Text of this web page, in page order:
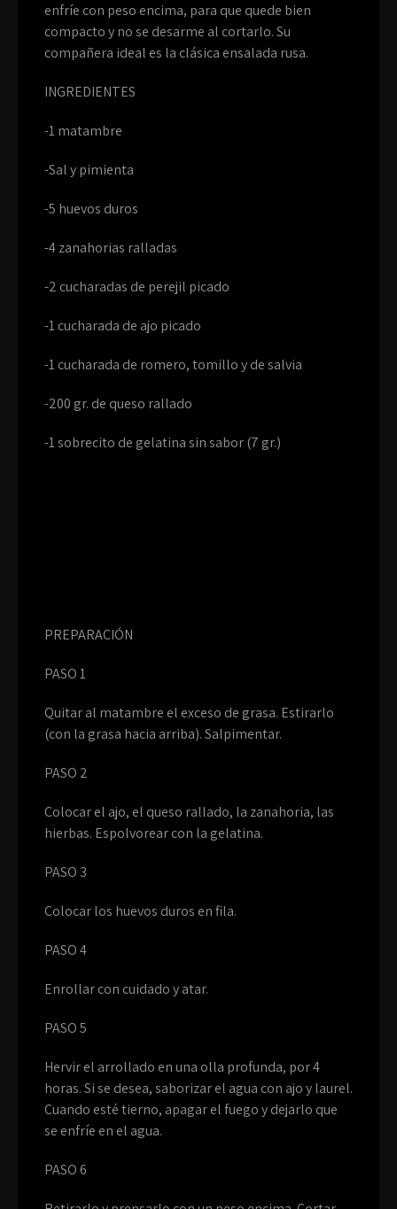
enfríe con peso encima, para que quede bien
compacto y no se desarme al cortarlo. Su
compañera ideal es la clásica ensalada rusa.
INGREDIENTES
-1 matambre
-Sal y pimienta
-5 huevos duros
-4 zanahorias ralladas
-2 cucharadas de perejil picado
-1 cucharada de ajo picado
-1 cucharada de romero, tomillo y de salvia
-200 gr. de queso rallado
-1 sobrecito de gelatina sin sabor (7 gr.)
PREPARACIÓN
PASO 1
Quitar al matambre el exceso de grasa. Estirarlo
(con la grasa hacia arriba). Salpimentar.
PASO 2
Colocar el ajo, el queso rallado, la zanahoria, las
hierbas. Espolvorear con la gelatina.
PASO 3
Colocar los huevos duros en fila.
PASO 4
Enrollar con cuidado y atar.
PASO5
Hervir el arrollado en una olla profunda, por 4
horas. Si se desea, saborizar el agua con ajo y laurel.
Cuando esté tierno, apagar el fuego y dejarlo que
se enfríe en el agua.
PASO 6